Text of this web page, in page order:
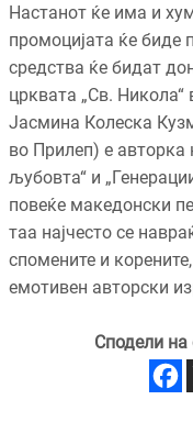
Настанот ќе има и
промоцијата ќе биде
средства ќе бидат
црквата „Св. Никола“
Јасмина Колеска
во Прилеп) е авторка
љубовта“ и
повеќе македонски
таа најчесто се
спомените и
емотивен авторски
Сподели на